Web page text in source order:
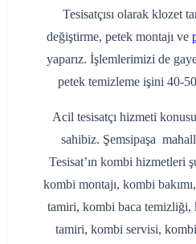
Tesisatçısı olarak klozet
değiştirme, petek montajı ve
yaparız. İşlemlerimizi de
petek temizleme işini 40-
Acil tesisatçı hizmeti
sahibiz. Şemsipaşa
Tesisat’ın kombi hizmetleri
kombi montajı, kombi
tamiri, kombi baca temizliği,
tamiri, kombi servisi,